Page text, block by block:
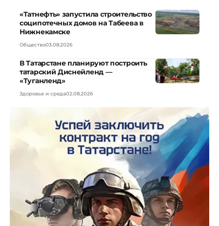
«Татнефть» запустила строительство
соципотечных домов на Табеева в
Нижнекамске
Общество03.08.2026
В Татарстане планируют построить
татарский Диснейленд —
«Туганленд»
Здоровье и среда02.08.2026